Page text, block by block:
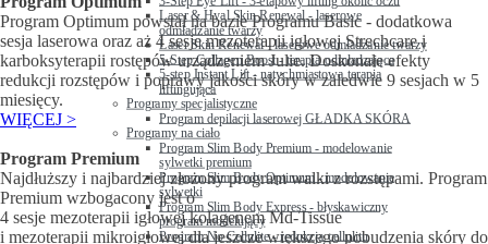
Program Optimum powstał na bazie Programu Basic - dodatkowa
sesja laserowa oraz aż 4 sesje mezoterapii igłowej Strechcare i
karboksyterapii rostępów urządzeniem Julie. Doskonałe efekty
redukcji rozstępów i poprawy jakości skóry w zaledwie 9 sesjach w 5
miesięcy.
WIĘCEJ >
Program Premium
Najdłuższy i najbardziej złożony program walki z rozstępami. Program
Premium wzbogacony jest o
4 sesje mezoterapii igłowej kolagenem Md-Tissue
i mezoterapii mikroigłowej dla jeszcze większego pobudzenia skóry do
Laser & Hyal Skin Renewal - laserowe
odmładzanie twarzy
Laser Skin Renewal - laserowe odmładzanie twarzy
5-Step Collagen Boost - terapia odmładzająca
5-step Instant Lift - natychmiastowa terapia
liftingująca
Programy specjalistyczne
Program depilacji laserowej GŁADKA SKÓRA
Programy na ciało
Program Slim Body Premium - modelowanie
sylwetki premium
Program Slim Body Optimum - modelowanie
sylwetki
Program Slim Body Express - błyskawiczny
program modelujący
Program No Cellulite - redukcja cellulitu